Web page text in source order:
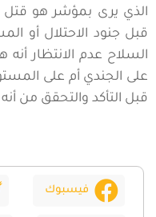
الذي يرى بمؤشر هو قتل
قبل جنود الاحتلال أو
السلاح عدم الانتظار
على الجندي أم على
قبل التأكد والتحقق من
فيسبوك